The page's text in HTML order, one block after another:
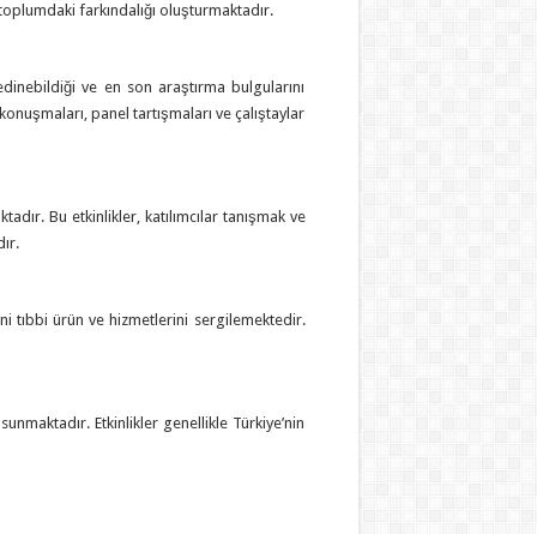
farkındalığı oluşturmaktadır.
ve en son araştırma bulgularını
panel tartışmaları ve çalıştaylar
Bu etkinlikler, katılımcılar tanışmak ve
tıbbi ürün ve hizmetlerini sergilemektedir.
Etkinlikler genellikle Türkiye’nin